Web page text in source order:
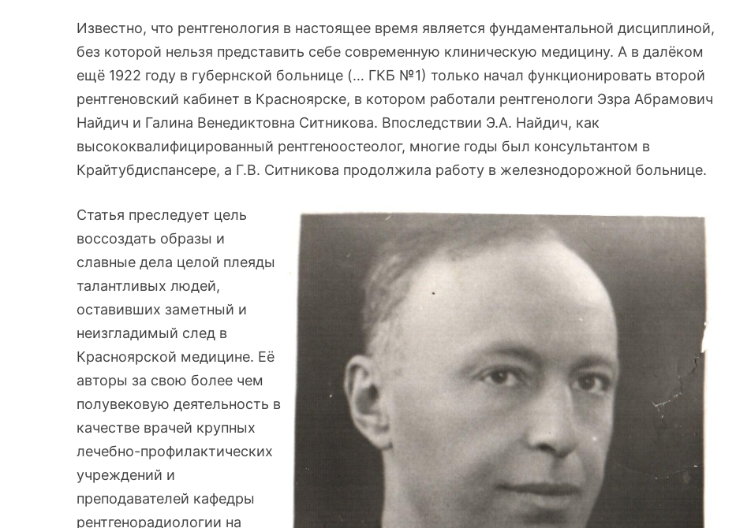
Известно, что рентгенология в настоящее время является фундаментальной дисциплиной,
без которой нельзя представить себе современную клиническую медицину. А в далёком
ещё 1922 году в губернской больнице (… ГКБ №1) только начал функционировать второй
рентгеновский кабинет в Красноярске, в котором работали рентгенологи Эзра Абрамович
Найдич и Галина Венедиктовна Ситникова. Впоследствии Э.А. Найдич, как
высококвалифицированный рентгеноостеолог, многие годы был консультантом в
Крайтубдиспансере, а Г.В. Ситникова продолжила работу в железнодорожной больнице.
Статья преследует цель
воссоздать образы и
славные дела целой плеяды
талантливых людей,
оставивших заметный и
неизгладимый след в
Красноярской медицине. Её
авторы за свою более чем
полувековую деятельность в
качестве врачей крупных
лечебно-профилактических
учреждений и
преподавателей кафедры
рентгенорадиологии на